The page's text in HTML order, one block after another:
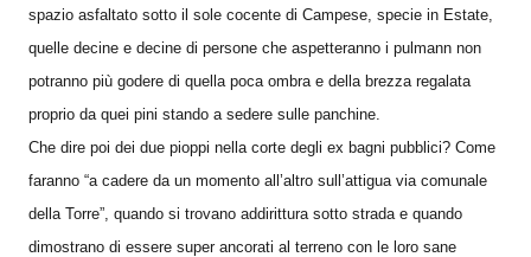
spazio asfaltato sotto il sole cocente di Campese, specie in Estate,
quelle decine e decine di persone che aspetteranno i pulmann non
potranno più godere di quella poca ombra e della brezza regalata
proprio da quei pini stando a sedere sulle panchine.
Che dire poi dei due pioppi nella corte degli ex bagni pubblici? Come
faranno “a cadere da un momento all’altro sull’attigua via comunale
della Torre”, quando si trovano addirittura sotto strada e quando
dimostrano di essere super ancorati al terreno con le loro sane